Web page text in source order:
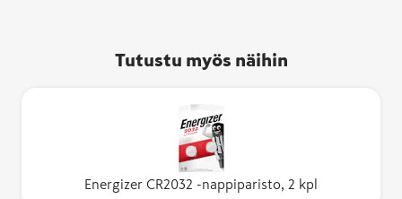
Tutustu myös näihin
Energizer CR2032 -nappiparisto, 2 kpl